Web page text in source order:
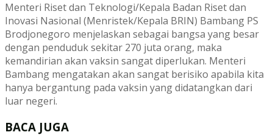
Menteri Riset dan Teknologi/Kepala Badan Riset dan
Inovasi Nasional (Menristek/Kepala BRIN) Bambang PS
Brodjonegoro menjelaskan sebagai bangsa yang besar
dengan penduduk sekitar 270 juta orang, maka
kemandirian akan vaksin sangat diperlukan. Menteri
Bambang mengatakan akan sangat berisiko apabila kita
hanya bergantung pada vaksin yang didatangkan dari
luar negeri.
BACA JUGA